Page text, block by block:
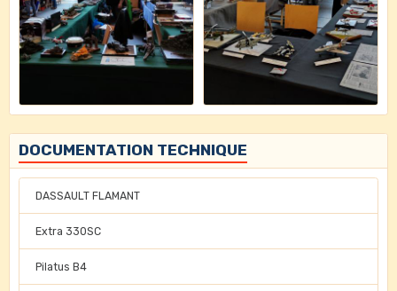
DOCUMENTATION TECHNIQUE
DASSAULT FLAMANT
Extra 330SC
Pilatus B4